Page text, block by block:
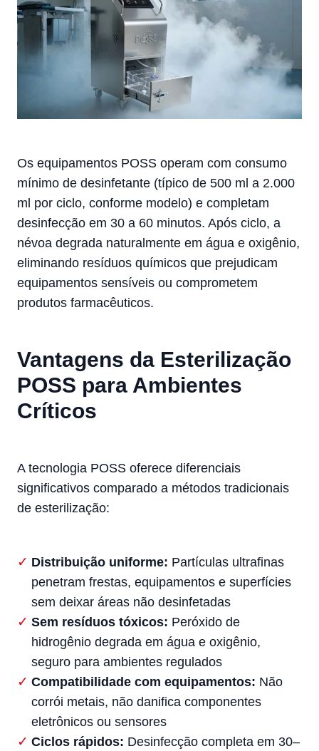
Os equipamentos POSS operam com consumo
mínimo de desinfetante (típico de 500 ml a 2.000
ml por ciclo, conforme modelo) e completam
desinfecção em 30 a 60 minutos. Após ciclo, a
névoa degrada naturalmente em água e oxigênio,
eliminando resíduos químicos que prejudicam
equipamentos sensíveis ou comprometem
produtos farmacêuticos.
Vantagens da Esterilização
POSS para Ambientes
Críticos
A tecnologia POSS oferece diferenciais
significativos comparado a métodos tradicionais
de esterilização:
Distribuição uniforme: Partículas ultrafinas
penetram frestas, equipamentos e superfícies
sem deixar áreas não desinfetadas
Sem resíduos tóxicos: Peróxido de
hidrogênio degrada em água e oxigênio,
seguro para ambientes regulados
Compatibilidade com equipamentos: Não
corrói metais, não danifica componentes
eletrônicos ou sensores
Ciclos rápidos: Desinfecção completa em 30–